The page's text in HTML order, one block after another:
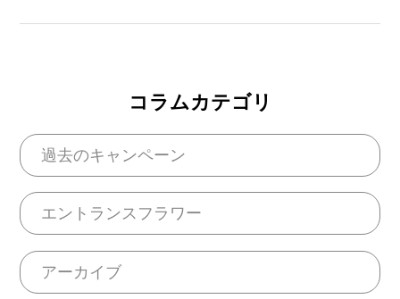
コラムカテゴリ
過去のキャンペーン
エントランスフラワー
アーカイブ